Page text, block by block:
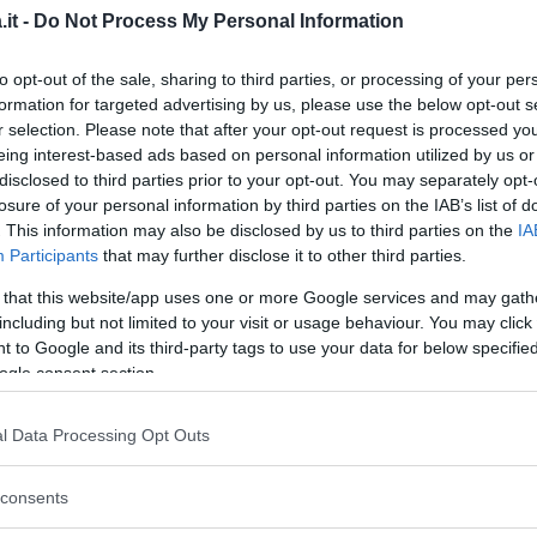
- Do Not Process My Personal Information
opt-out of the sale, sharing to third parties, or processing of your
for targeted advertising by us, please use the below opt-out
selection. Please note that after your opt-out request is processed
interest-based ads based on personal information utilized by us
to third parties prior to your opt-out. You may separately
of your personal information by third parties on the IAB’s list of
This information may also be disclosed by us to third parties on the
Participants that may further disclose it to other third parties.
that this website/app uses one or more Google services and may
but not limited to your visit or usage behaviour. You may
to Google and its third-party tags to use your data for below
consent section.
Data Processing Opt Outs
verso presente nelbranoma cheracchiude
elibertà: “È un modo forte per uscire dalla
donne sono imprigionate da troppo
una T-shirt”.
a leggere dopo la pubblicità